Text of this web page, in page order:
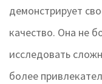
демонстрирует
качество. Она не
исследовать
более